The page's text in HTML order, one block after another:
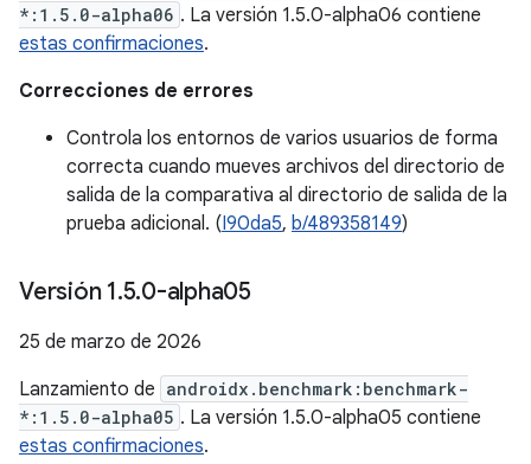
*:1.5.0-alpha06 . La versión 1.5.0-alpha06 contiene
estas confirmaciones.
Correcciones de errores
Controla los entornos de varios usuarios de forma
correcta cuando mueves archivos del directorio de
salida de la comparativa al directorio de salida de la
prueba adicional. (I90da5, b/489358149)
Versión 1.5.0-alpha05
25 de marzo de 2026
Lanzamiento de androidx.benchmark:benchmark-
*:1.5.0-alpha05 . La versión 1.5.0-alpha05 contiene
estas confirmaciones.